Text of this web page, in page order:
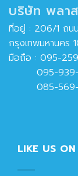
บริษัท พลา
ที่อยู่ : 206/1 ถน
กรุงเทพมหานคร
มือถือ : 095-
095-939-
085-569-
LIKE US